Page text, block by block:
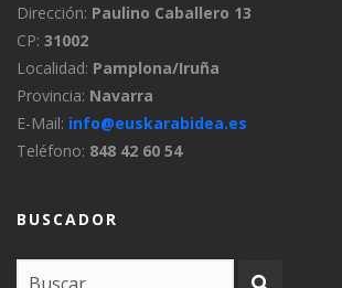
Dirección: Paulino Caballero 13
CP: 31002
Localidad: Pamplona/Iruña
Provincia: Navarra
E-Mail: info@euskarabidea.es
Teléfono: 848 42 60 54
BUSCADOR